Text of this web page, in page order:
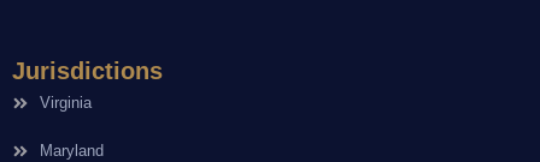
Jurisdictions
Virginia
Maryland